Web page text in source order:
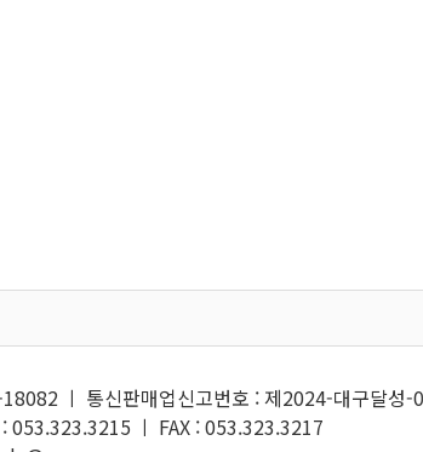
ㅣ 통신판매업신고번호 : 제2024-대구달성-
053.323.3215 ㅣ FAX : 053.323.3217